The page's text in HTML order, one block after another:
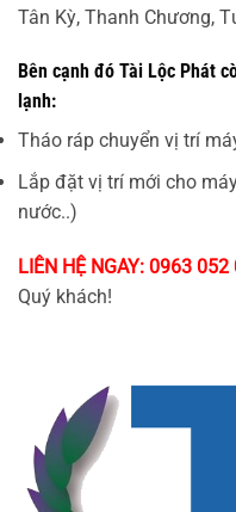
Tân Kỳ, Thanh Chương,
Bên cạnh đó Tài Lộc Phát
lạnh:
Tháo ráp chuyển vị trí
Lắp đặt vị trí mới cho
nước..)
LIÊN HỆ NGAY: 0963 052
Quý khách!